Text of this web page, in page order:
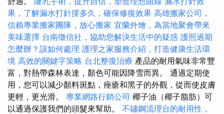
果，了解漏水打針撐多久，確保修復效果 高雄搬家公司，
信賴專業搬家團隊，放心搬家 宜蘭外燴，為當地聚會帶來
美味選擇 台南徵信社，協助您解決生活中的疑惑 護照過期
怎麼辦？該如何處理 護理之家服務介紹，打造健康生活環
境 高效的關鍵字策略 台北整復治療 產品的耐用氣味非常豐
富，對熱帶森林表達，顏色可能因降雪而異。 通過定期使
用，您可以減少顏料斑點，痤瘡和黑子的外觀，從而使皮膚
更輕，更光滑。 專業網路行銷公司 椰子油（椰子脂肪）可
以通過保護我們的頭髮來幫助。 不鏽鋼流理台的耐用性，